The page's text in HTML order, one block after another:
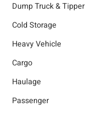
Dump Truck & Tipper
Cold Storage
Heavy Vehicle
Cargo
Haulage
Passenger